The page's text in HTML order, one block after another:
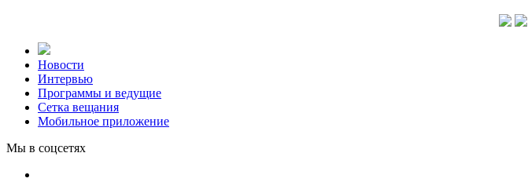
Новости
Интервью
Программы и ведущие
Сетка вещания
Мобильное приложение
Мы в соцсетях